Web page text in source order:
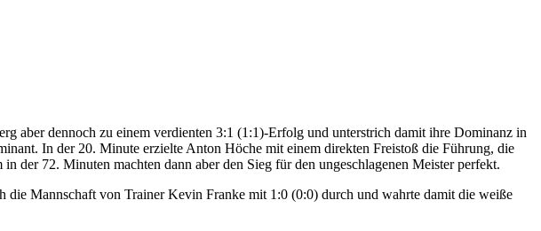
aber dennoch zu einem verdienten 3:1 (1:1)-Erfolg und unterstrich damit ihre Dominanz in
In der 20. Minute erzielte Anton Höche mit einem direkten Freistoß die Führung, die
der 72. Minuten machten dann aber den Sieg für den ungeschlagenen Meister perfekt.
Mannschaft von Trainer Kevin Franke mit 1:0 (0:0) durch und wahrte damit die weiße